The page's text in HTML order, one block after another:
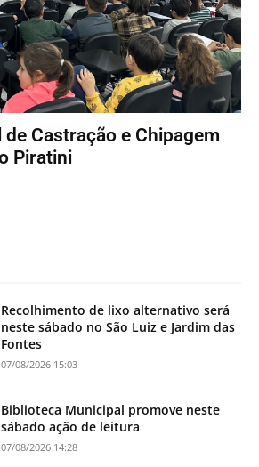
Castração e Chipagem
Piratini
Recolhimento de lixo alternativo será
neste sábado no São Luiz e Jardim das
Fontes
07/08/2026 15:03
Biblioteca Municipal promove neste
sábado ação de leitura
07/08/2026 14:28